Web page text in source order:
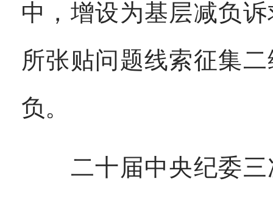
中，增设为基层减负
所张贴问题线索征集
负。
二十届中央纪委三